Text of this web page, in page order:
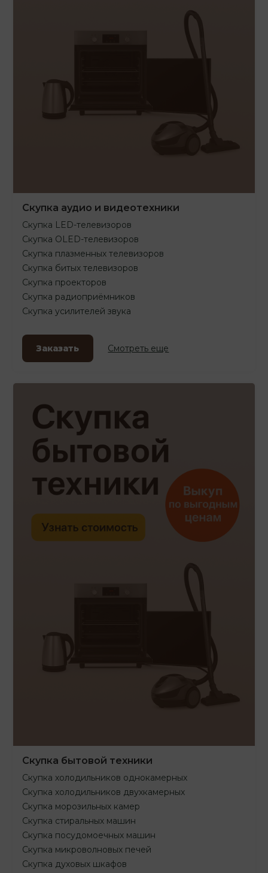
Скупка аудио и видеотехники
Скупка LED-телевизоров
Скупка OLED-телевизоров
Скупка плазменных телевизоров
Скупка битых телевизоров
Скупка проекторов
Скупка радиоприёмников
Скупка усилителей звука
Заказать Смотреть еще
Скупка бытовой техники
Скупка холодильников однокамерных
Скупка холодильников двухкамерных
Скупка морозильных камер
Скупка стиральных машин
Скупка посудомоечных машин
Скупка микроволновых печей
Скупка духовых шкафов